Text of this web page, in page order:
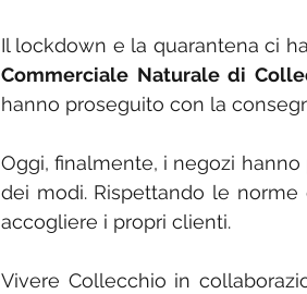
Il lockdown e la quarantena ci
Commerciale Naturale di
hanno proseguito con la
Oggi, finalmente, i negozi
dei modi. Rispettando le
accogliere i propri clienti.
Vivere Collecchio in